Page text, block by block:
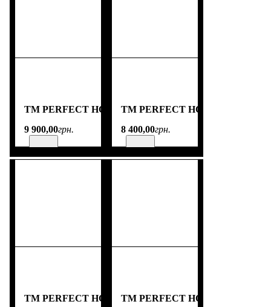
TM PERFECT HOME
9 900,00грн.
TM PERFECT HOME
8 400,00грн.
TM PERFECT HOMETM PERFECT HOME